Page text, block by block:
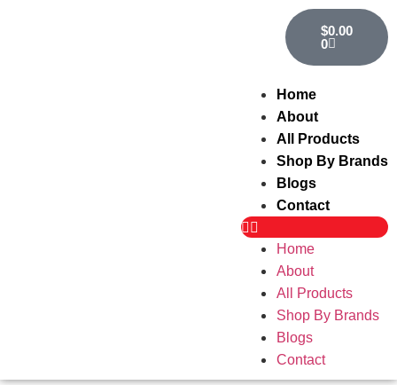
$0.00
0
Home
About
All Products
Shop By Brands
Blogs
Contact
Home
About
All Products
Shop By Brands
Blogs
Contact